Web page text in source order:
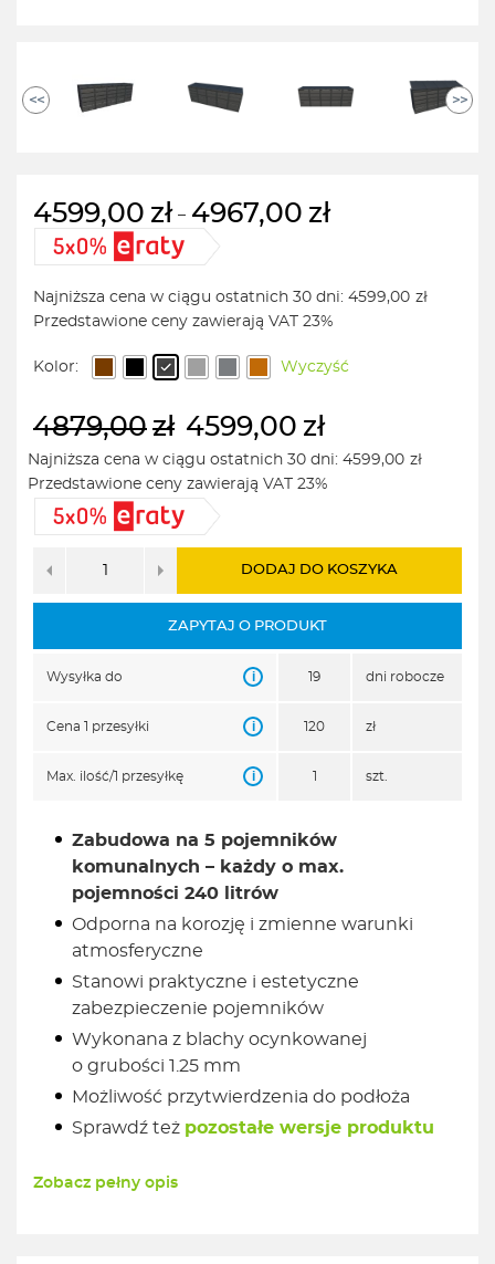
<< >>
4599,00 zł – 4967,00 zł
Zakres
cen:
od
4599,00zł
4967,00zł
Najniższa cena w ciągu ostatnich 30 dni: 4599,00 zł
Przedstawione ceny zawierają VAT 23%
Kolor: Wyczyść
4879,00 zł
Pierwotna
cena
wynosiła:
4599,00 zł
Aktualna
cena
wynosi:
Najniższa cena w ciągu ostatnich 30 dni: 4599,00 zł
Przedstawione ceny zawierają VAT 23%
DODAJ DO KOSZYKA
ZAPYTAJ O PRODUKT
Wysyłka do i 19 dni robocze
Cena 1 przesyłki i 120 zł
Max. ilość/1 przesyłkę i szt.
Zabudowa na 5 pojemników
komunalnych – każdy o max.
pojemności 240 litrów
Odporna na korozję i zmienne warunki
atmosferyczne
Stanowi praktyczne i estetyczne
zabezpieczenie pojemników
Wykonana z blachy ocynkowanej
o grubości 1.25 mm
Możliwość przytwierdzenia do podłoża
Sprawdź też pozostałe wersje produktu
Zobacz pełny opis